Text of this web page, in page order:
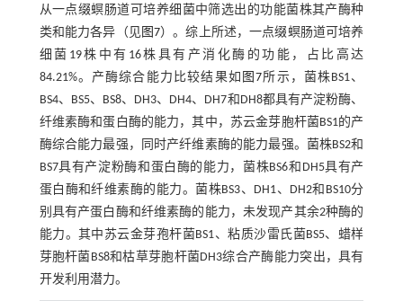
从一点缀螟肠道可培养细菌中筛选出的功能菌株其产酶种
类和能力各异（见图7）。综上所述，一点缀螟肠道可培养
细菌19株中有16株具有产消化酶的功能，占比高达
84.21%。产酶综合能力比较结果如 图7所示，菌株BS1、
BS4、BS5、BS8、DH3、DH4、DH7和DH8都具有产淀粉酶、
纤维素酶和蛋白酶的能力，其中，苏云金芽胞杆菌BS1的产
酶综合能力最强，同时产纤维素酶的能力最强。菌株BS2和
BS7具有产淀粉酶和蛋白酶的能力，菌株BS6和DH5具有产
蛋白酶和纤维素酶的能力。菌株BS3、DH1、DH2和BS10分
别具有产蛋白酶和纤维素酶的能力，未发现产其余2种酶的
能力。其中苏云金芽孢杆菌BS1、粘质沙雷氏菌BS5、蜡样
芽胞杆菌BS8和枯草芽胞杆菌DH3综合产酶能力突出，具有
开发利用潜力。